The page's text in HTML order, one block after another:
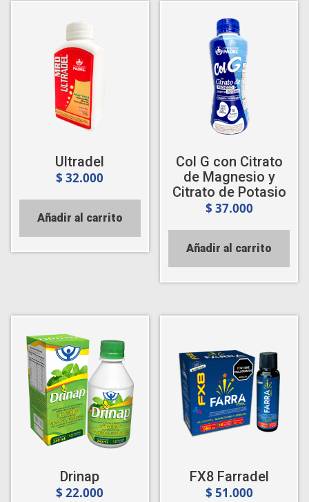
Ultradel
$ 32.000
Añadir al carrito
Col G con Citrato
de Magnesio y
Citrato de Potasio
$ 37.000
Añadir al carrito
Drinap
$ 22.000
FX8 Farradel
$ 51.000